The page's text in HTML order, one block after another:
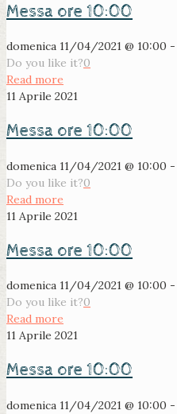
Messa ore 10:00
domenica 11/04/2021 @ 10:00 -
Do you like it?0
Read more
11 Aprile 2021
Messa ore 10:00
domenica 11/04/2021 @ 10:00 -
Do you like it?0
Read more
11 Aprile 2021
Messa ore 10:00
domenica 11/04/2021 @ 10:00 -
Do you like it?0
Read more
11 Aprile 2021
Messa ore 10:00
domenica 11/04/2021 @ 10:00 -